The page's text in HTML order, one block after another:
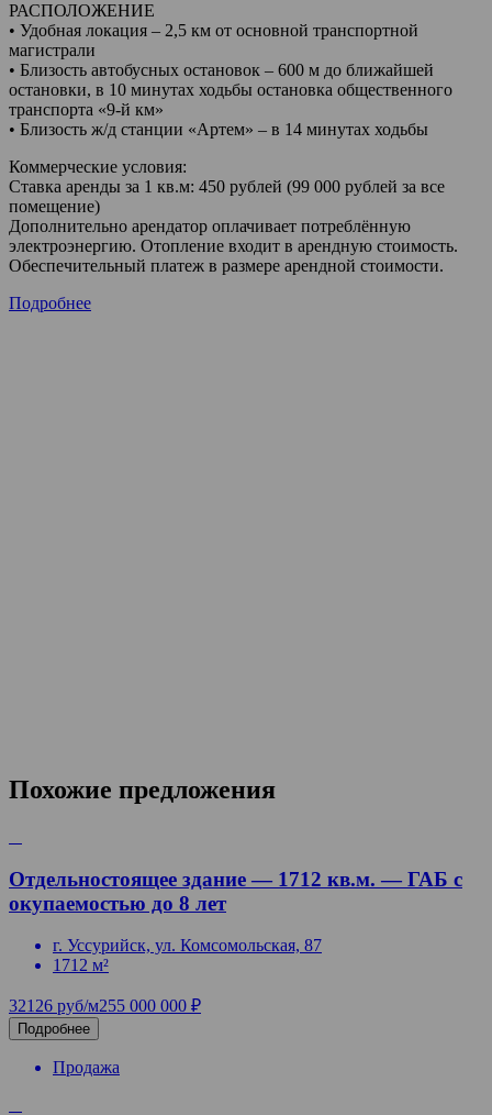
РАСПОЛОЖЕНИЕ
• Удобная локация – 2,5 км от основной транспортной
магистрали
• Близость автобусных остановок – 600 м до ближайшей
остановки, в 10 минутах ходьбы остановка общественного
транспорта «9-й км»
• Близость ж/д станции «Артем» – в 14 минутах ходьбы
Коммерческие условия:
Ставка аренды за 1 кв.м: 450 рублей (99 000 рублей за все
помещение)
Дополнительно арендатор оплачивает потреблённую
электроэнергию. Отопление входит в арендную стоимость.
Обеспечительный платеж в размере арендной стоимости.
Подробнее
Похожие предложения
Отдельностоящее здание — 1712 кв.м. — ГАБ с
окупаемостью до 8 лет
г. Уссурийск, ул. Комсомольская, 87
1712 м²
32126 руб/м255 000 000 ₽
Подробнее
Продажа